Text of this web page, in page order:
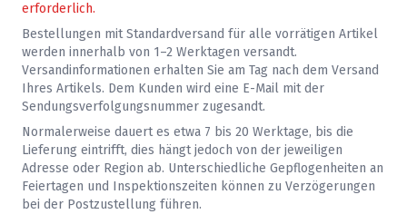
erforderlich.
Bestellungen mit Standardversand für alle vorrätigen Artikel
werden innerhalb von 1–2 Werktagen versandt.
Versandinformationen erhalten Sie am Tag nach dem Versand
Ihres Artikels. Dem Kunden wird eine E-Mail mit der
Sendungsverfolgungsnummer zugesandt.
Normalerweise dauert es etwa 7 bis 20 Werktage, bis die
Lieferung eintrifft, dies hängt jedoch von der jeweiligen
Adresse oder Region ab. Unterschiedliche Gepflogenheiten an
Feiertagen und Inspektionszeiten können zu Verzögerungen
bei der Postzustellung führen.